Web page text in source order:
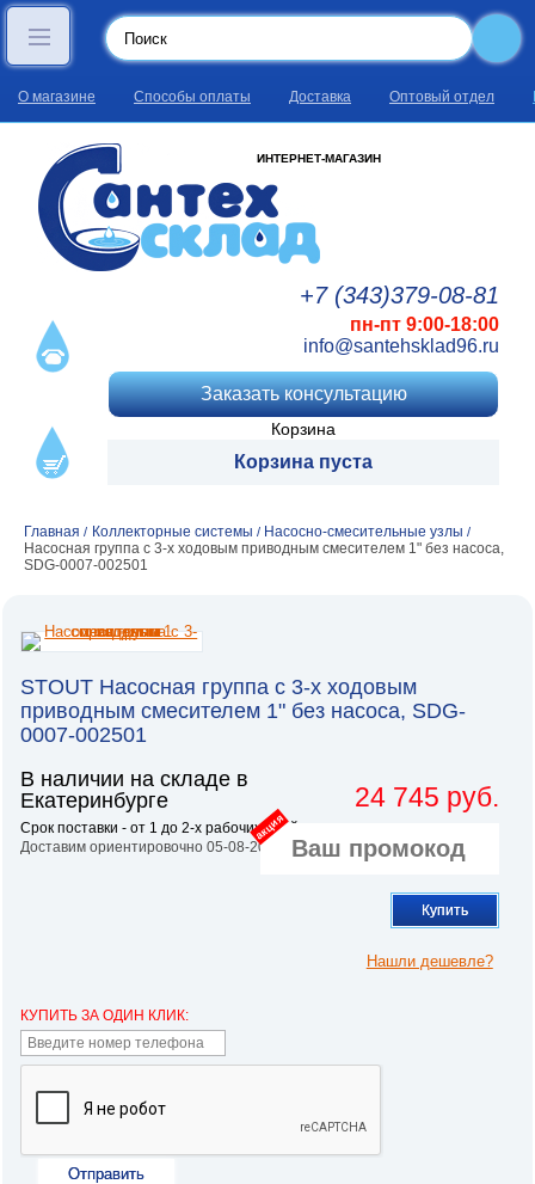
О магазине Способы оплаты Доставка Оптовый отдел
ИНТЕРНЕТ-МАГАЗИН
+7 (343)379-08-81
пн-пт 9:00-18:00
info@santehsklad96.ru
Заказать консультацию
Корзина
Корзина пуста
Главная / Коллекторные системы / Насосно-смесительные узлы /
Насосная группа с 3-х ходовым приводным смесителем 1" без насоса,
SDG-0007-002501
STOUT Насосная группа с 3-х ходовым
приводным смесителем 1" без насоса, SDG-
0007-002501
В наличии на складе в
Екатеринбурге
Срок поставки - от 1 до 2-х рабочих дней.
Доставим ориентировочно 05-08-2026
24 745 руб.
акция
Купить
Нашли дешевле?
КУПИТЬ ЗА ОДИН КЛИК:
Отправить